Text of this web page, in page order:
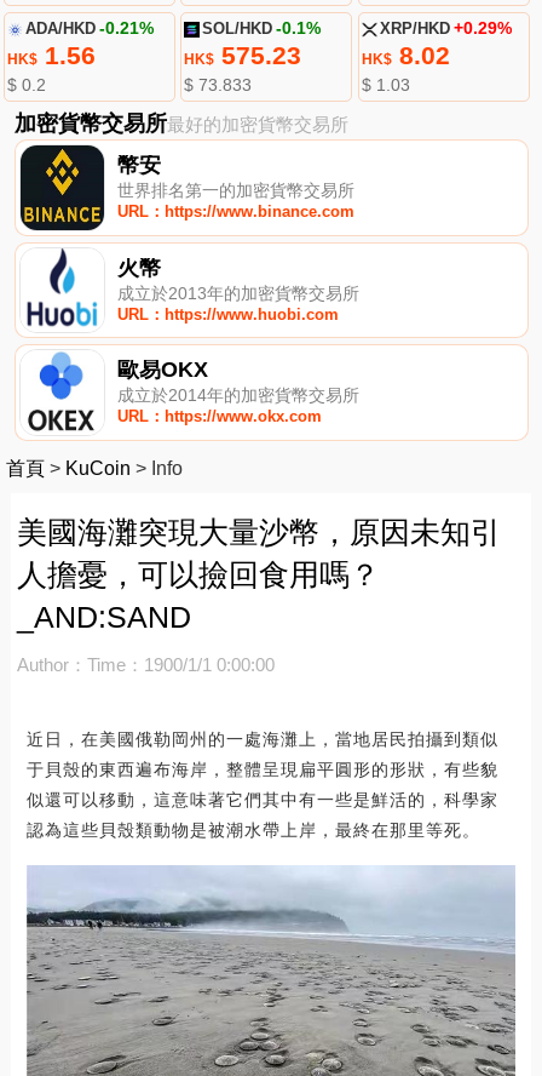
ADA/HKD -0.21%
HK$1.56
$ 0.2
SOL/HKD -0.1%
HK$ 575.23
$ 73.833
XRP/HKD +0.29%
HK$8.02
$ 1.03
加密貨幣交易所最好的加密貨幣交易所
幣安
世界排名第一的加密貨幣交易所
URL：https://www.binance.com
火幣
成立於2013年的加密貨幣交易所
URL：https://www.huobi.com
歐易OKX
成立於2014年的加密貨幣交易所
URL：https://www.okx.com
首頁 > KuCoin > Info
美國海灘突現大量沙幣，原因未知引
人擔憂，可以撿回食用嗎？
_AND:SAND
Author： Time：1900/1/1 0:00:00
近日，在美國俄勒岡州的一處海灘上，當地居民拍攝到類似
于貝殼的東西遍布海岸，整體呈現扁平圓形的形狀，有些貌
似還可以移動，這意味著它們其中有一些是鮮活的，科學家
認為這些貝殼類動物是被潮水帶上岸，最終在那里等死。